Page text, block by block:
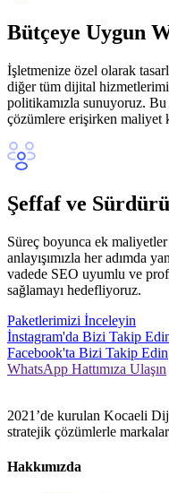
Bütçeye Uygun
İşletmenize özel olarak
diğer tüm dijital
politikamızla sunuyoruz.
çözümlere erişirken maliyet
Şeffaf ve
Süreç boyunca ek
anlayışımızla her adımda
vadede SEO uyumlu ve
sağlamayı hedefliyoruz.
Paketlerimizi İnceleyin
İnstagram'da Bizi Takip
Facebook'ta Bizi Takip Edin
WhatsApp Hattımıza Ulaşın
2021’de kurulan Kocaeli
stratejik çözümlerle
Hakkımızda